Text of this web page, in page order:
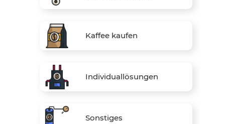
Kaffee kaufen
Individuallösungen
Sonstiges